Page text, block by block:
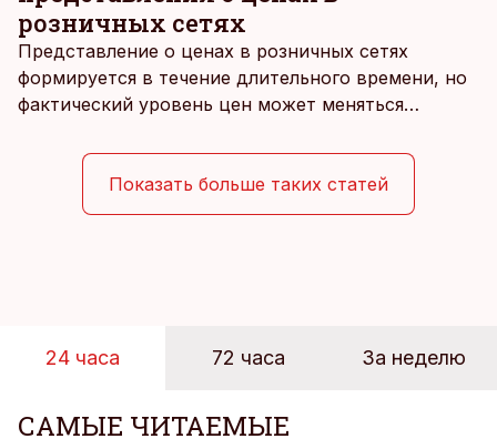
розничных сетях
Представление о ценах в розничных сетях
формируется в течение длительного времени, но
фактический уровень цен может меняться
магазинов. Масштабное исследование цен,
проведенное в апреле, проливает свет на
реальную картину уровня цен в крупнейших
Показать больше таких статей
24 часа 72 часа За неделю
САМЫЕ ЧИТАЕМЫЕ